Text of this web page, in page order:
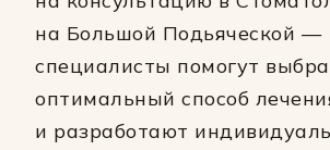
на Большой Подьяческой —
специалисты помогут
оптимальный способ
и разработают